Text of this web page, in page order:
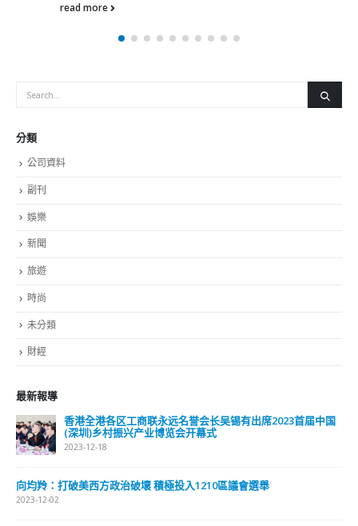
read more
分類
公司資料
副刊
娛樂
新聞
旅遊
時尚
未分類
財經
最新報導
香港全港各区工商联永远名誉会长吴锡有出席2023首届中国
(深圳)乡村振兴产业博览会开幕式
2023-12-18
向均羚：打破美西方政治破壞 積極投入1210區議會選舉
2023-12-02